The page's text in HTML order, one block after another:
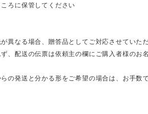
ろに保管してください
異なる場合、贈答品としてご対応させていただ
、配送の伝票は依頼主の欄にご購入者様のお
の発送と分かる形をご希望の場合は、お手数